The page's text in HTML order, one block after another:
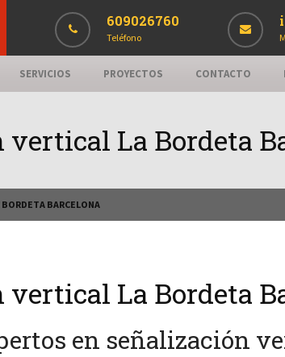
609026760
Teléfono
SERVICIOS PROYECTOS CONTACTO
vertical La Bordeta
BARCELONA
vertical La Bordeta
en señalización